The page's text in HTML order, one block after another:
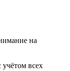
на
учётом всех